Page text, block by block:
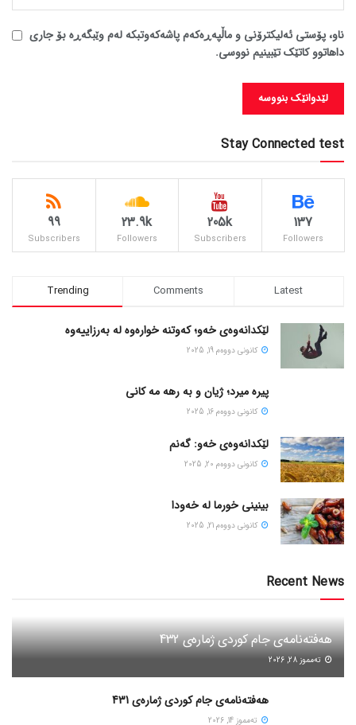
ناو، پۆستی ئەلیکترۆنی و ماڵپەڕەکەم پاشەکەوتبکە لەم وێبگەڕە بۆ جاری
داهاتوو کاتێک تێبینیم نووسی.
Stay Connected test
137
Followers
205k
Subscribers
23.9k
Followers
99
Subscribers
Trending Comments Latest
لێکدانەوەی خەو؛ کەوتنە خوارەوە لە بەرزاییەوە
كانونی دووه‌م 19, 2025
پیره میرد؛ ژیان و به رهه مه کانی
كانونی دووه‌م 16, 2025
لێکدانەوەی خەو: گەنم
كانونی دووه‌م 20, 2025
بینینی خورما لە خەودا
كانونی دووه‌م 21, 2025
Recent News
هەفتەنامەی جام کوردی ژمارەی 432
ته‌مموز 28, 2026
هەفتەنامەی جام کوردی ژمارەی 431
ته‌مموز 14, 2026